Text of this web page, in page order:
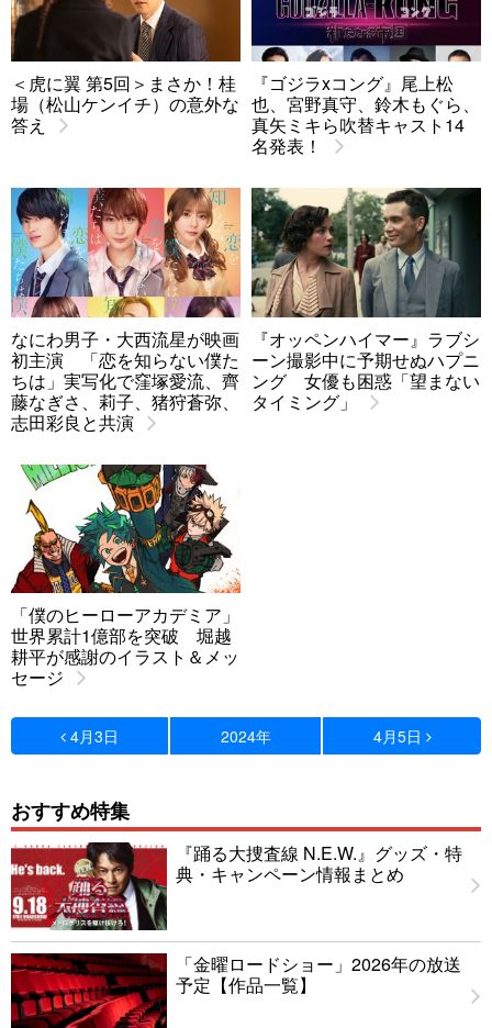
＜虎に翼 第5回＞まさか！桂
場（松山ケンイチ）の意外な
答え
『ゴジラxコング』尾上松
也、宮野真守、鈴木もぐら、
真矢ミキら吹替キャスト14
名発表！
なにわ男子・大西流星が映画
初主演 「恋を知らない僕た
ちは」実写化で窪塚愛流、齊
藤なぎさ、莉子、猪狩蒼弥、
志田彩良と共演
『オッペンハイマー』ラブシ
ーン撮影中に予期せぬハプニ
ング 女優も困惑「望まない
タイミング」
「僕のヒーローアカデミア」
世界累計1億部を突破 堀越
耕平が感謝のイラスト＆メッ
セージ
4月3日 2024年 4月5日
おすすめ特集
『踊る大捜査線 N.E.W.』グッズ・特
典・キャンペーン情報まとめ
「金曜ロードショー」2026年の放送
予定【作品一覧】